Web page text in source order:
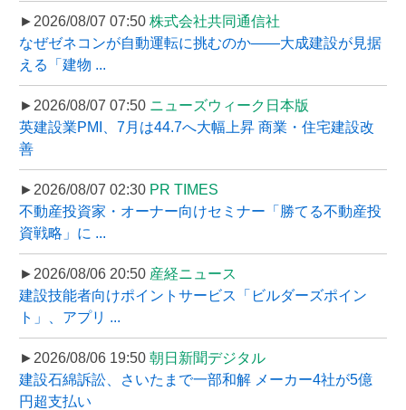
►2026/08/07 07:50 株式会社共同通信社
なぜゼネコンが自動運転に挑むのか――大成建設が見据
える「建物 ...
►2026/08/07 07:50 ニューズウィーク日本版
英建設業PMI、7月は44.7へ大幅上昇 商業・住宅建設改
善
►2026/08/07 02:30 PR TIMES
不動産投資家・オーナー向けセミナー「勝てる不動産投
資戦略」に ...
►2026/08/06 20:50 産経ニュース
建設技能者向けポイントサービス「ビルダーズポイン
ト」、アプリ ...
►2026/08/06 19:50 朝日新聞デジタル
建設石綿訴訟、さいたまで一部和解 メーカー4社が5億
円超支払い